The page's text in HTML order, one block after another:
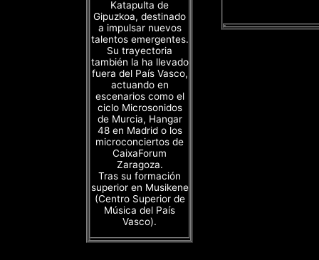
Katapulta de
Gipuzkoa, destinado
a impulsar nuevos
talentos emergentes.
Su trayectoria
también la ha llevado
fuera del País Vasco,
actuando en
escenarios como el
ciclo Microsonidos
de Murcia, Hangar
48 en Madrid o los
microconciertos de
CaixaForum
Zaragoza.
Tras su formación
superior en Musikene
(Centro Superior de
Música del País
Vasco).